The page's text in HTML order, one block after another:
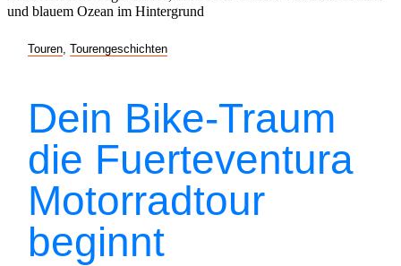
Touren Tourengeschichten
Dein Bike-Traum
die Fuerteventura
Motorradtour
beginnt